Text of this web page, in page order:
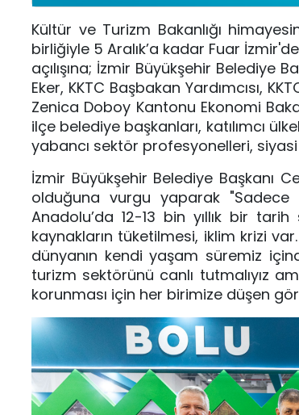
Kültür ve Turizm Bakanlığı
birliğiyle 5 Aralık’a kadar Fuar
açılışına; İzmir Büyükşehir Belediye
Eker, KKTC Başbakan Yardımcısı,
Zenica Doboy Kantonu Ekonomi
ilçe belediye başkanları, katılımcı
yabancı sektör profesyonelleri,
İzmir Büyükşehir Belediye Başkanı
olduğuna vurgu yaparak "Sadece
Anadolu’da 12-13 bin yıllık bir
kaynakların tüketilmesi, iklim krizi
dünyanın kendi yaşam süremiz
turizm sektörünü canlı tutmalıyız
korunması için her birimize düşen